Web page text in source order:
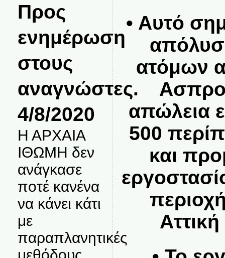
Προς
ενημέρωση
στους
αναγνώστες.
4/8/2020
Η ΑΡΧΑΙΑ
ΙΘΩΜΗ δεν
ανάγκασε
ποτέ κανένα
να κάνει κάτι
με
παραπλανητικές
• Αυτό
ατόμων
απώλεια
500
και